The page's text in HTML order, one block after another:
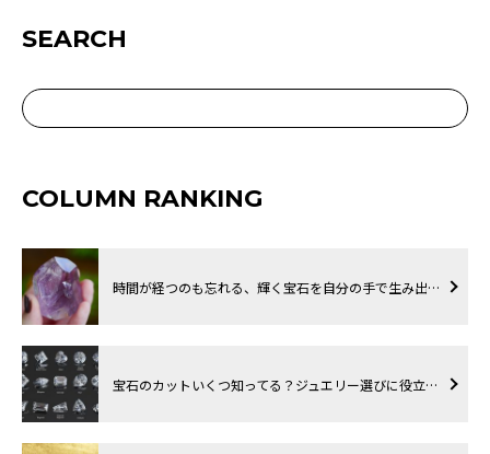
SEARCH
COLUMN RANKING
時間が経つのも忘れる、輝く宝石を自分の手で生み出…
宝石のカットいくつ知ってる？ジュエリー選びに役立…